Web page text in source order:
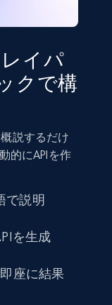
イパ
クで構
説するだけ
的にAPIを作
で説明
を生成
座に結果